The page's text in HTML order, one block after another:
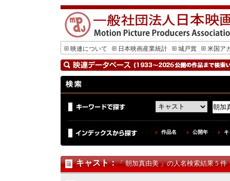
映連について 日本映画産業統計 城戸賞 米国ア
作品名 公開年
キャスト：「 朝加真由美 」の人名検索結果 5 件